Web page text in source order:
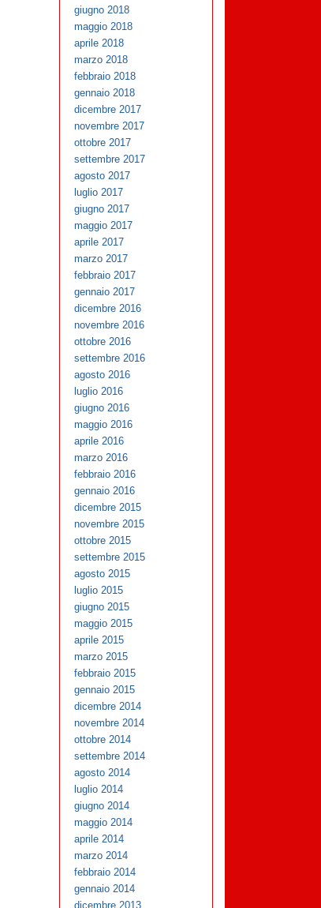
giugno 2018
maggio 2018
aprile 2018
marzo 2018
febbraio 2018
gennaio 2018
dicembre 2017
novembre 2017
ottobre 2017
settembre 2017
agosto 2017
luglio 2017
giugno 2017
maggio 2017
aprile 2017
marzo 2017
febbraio 2017
gennaio 2017
dicembre 2016
novembre 2016
ottobre 2016
settembre 2016
agosto 2016
luglio 2016
giugno 2016
maggio 2016
aprile 2016
marzo 2016
febbraio 2016
gennaio 2016
dicembre 2015
novembre 2015
ottobre 2015
settembre 2015
agosto 2015
luglio 2015
giugno 2015
maggio 2015
aprile 2015
marzo 2015
febbraio 2015
gennaio 2015
dicembre 2014
novembre 2014
ottobre 2014
settembre 2014
agosto 2014
luglio 2014
giugno 2014
maggio 2014
aprile 2014
marzo 2014
febbraio 2014
gennaio 2014
dicembre 2013